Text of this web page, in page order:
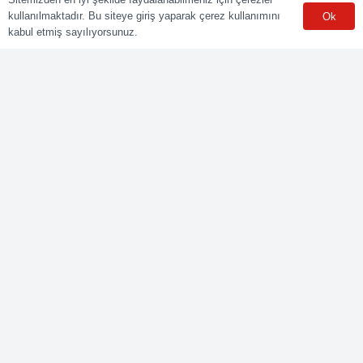
ulusal yeterliliklere göre sınav ve belgelendirme faaliyetlerini
yürüten Yetkilendirilmiş Belgelendirme Kuruluşudur.
kullanılmaktadır. Bu siteye giriş yaparak çerez kullanımını
kabul etmiş sayılıyorsunuz.
Ok